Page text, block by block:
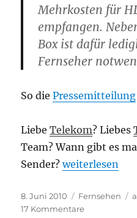
Mehrkosten für
empfangen.
Box ist dafür
Fernseher
So diePressemitteilung
LiebeTelekom? Liebes
Team? Wann gibt es
Sender?„RTL HD und
weiterlesen
Veröffentlicht
am
8. Juni 2010 Kategorien
Fernsehen
17 Kommentarezu